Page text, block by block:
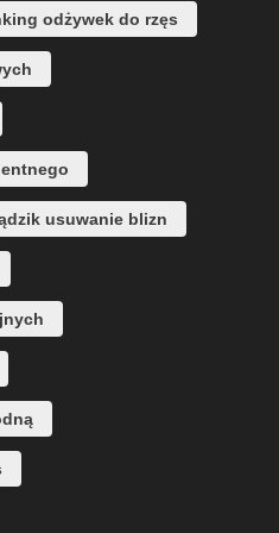
odżywek do rzęs
usuwanie blizn